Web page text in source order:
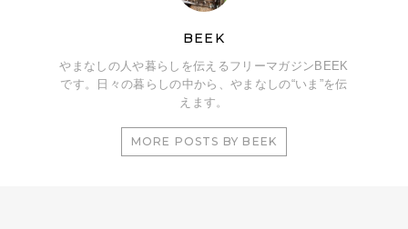
BEEK
やまなしの人や暮らしを伝えるフリーマガジンBEEK
です。日々の暮らしの中から、やまなしの“いま”を伝
えます。
MORE POSTS BY BEEK